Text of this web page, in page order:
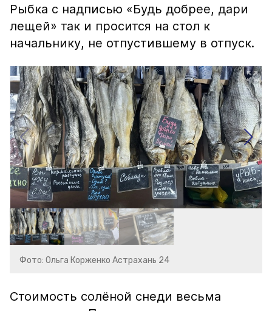
Рыбка с надписью «Будь добрее, дари
лещей» так и просится на стол к
начальнику, не отпустившему в отпуск.
Фото: Ольга Корженко Астрахань 24
Стоимость солёной снеди весьма